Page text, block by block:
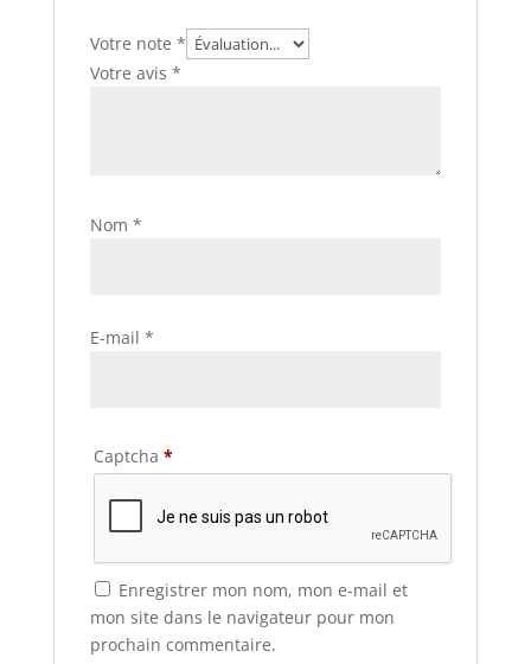
Votre note *
Votre avis *
Nom *
E-mail *
Captcha *
Enregistrer mon nom, mon e-mail et
mon site dans le navigateur pour mon
prochain commentaire.